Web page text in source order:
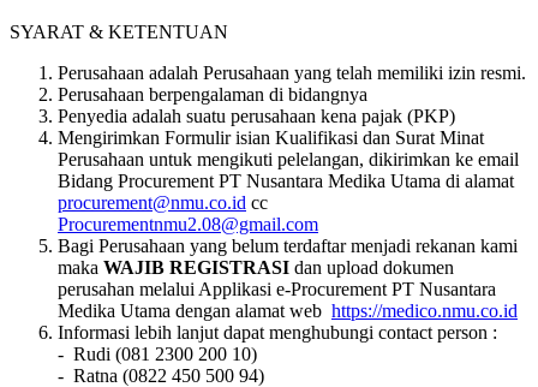
SYARAT & KETENTUAN
Perusahaan adalah Perusahaan yang telah memiliki izin resmi.
Perusahaan berpengalaman di bidangnya
Penyedia adalah suatu perusahaan kena pajak (PKP)
Mengirimkan Formulir isian Kualifikasi dan Surat Minat
Perusahaan untuk mengikuti pelelangan, dikirimkan ke email
Bidang Procurement PT Nusantara Medika Utama di alamat
procurement@nmu.co.id cc
Procurementnmu2.08@gmail.com
Bagi Perusahaan yang belum terdaftar menjadi rekanan kami
maka WAJIB REGISTRASI dan upload dokumen
perusahan melalui Applikasi e-Procurement PT Nusantara
Medika Utama dengan alamat web https://medico.nmu.co.id
Informasi lebih lanjut dapat menghubungi contact person :
- Rudi (081 2300 200 10)
- Ratna (0822 450 500 94)